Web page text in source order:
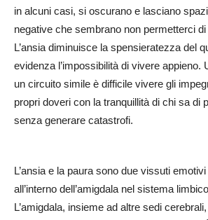
in alcuni casi, si oscurano e lasciano
negative che sembrano non permetterci
L’ansia diminuisce la spensieratezza del
evidenza l’impossibilità di vivere appieno.
un circuito simile è difficile vivere gli
propri doveri con la tranquillità di chi sa di
senza generare catastrofi.
L’ansia e la paura sono due vissuti
all’interno dell’amigdala nel sistema
L’amigdala, insieme ad altre sedi